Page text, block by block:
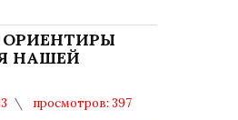
НАШЕЙ
просмотров: 397